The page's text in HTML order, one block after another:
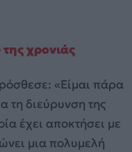
χρονιάς
«Είμαι πάρα
τη διεύρυνση της
έχει αποκτήσει με
μια πολυμελή